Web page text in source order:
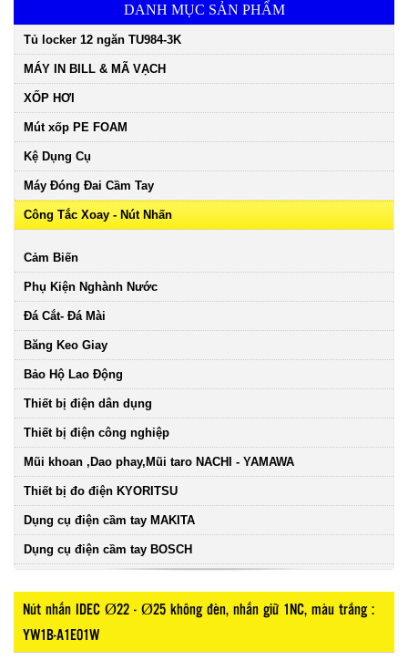
DANH MỤC SẢN PHẨM
Tủ locker 12 ngăn TU984-3K
MÁY IN BILL & MÃ VẠCH
XỐP HƠI
Mút xốp PE FOAM
Kệ Dụng Cụ
Máy Đóng Đai Cầm Tay
Công Tắc Xoay - Nút Nhấn
Cảm Biến
Phụ Kiện Nghành Nước
Đá Cắt- Đá Mài
Băng Keo Giay
Bảo Hộ Lao Động
Thiết bị điện dân dụng
Thiết bị điện công nghiệp
Mũi khoan ,Dao phay,Mũi taro NACHI - YAMAWA
Thiết bị đo điện KYORITSU
Dụng cụ điện cầm tay MAKITA
Dụng cụ điện cầm tay BOSCH
Nút nhấn IDEC Ø22 - Ø25 không đèn, nhấn giữ 1NC, màu trắng :
YW1B-A1E01W